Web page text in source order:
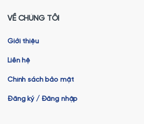
VỀ CHÚNG TÔI
Giới thiệu
Liên hệ
Chính sách bảo mật
Đăng ký / Đăng nhập